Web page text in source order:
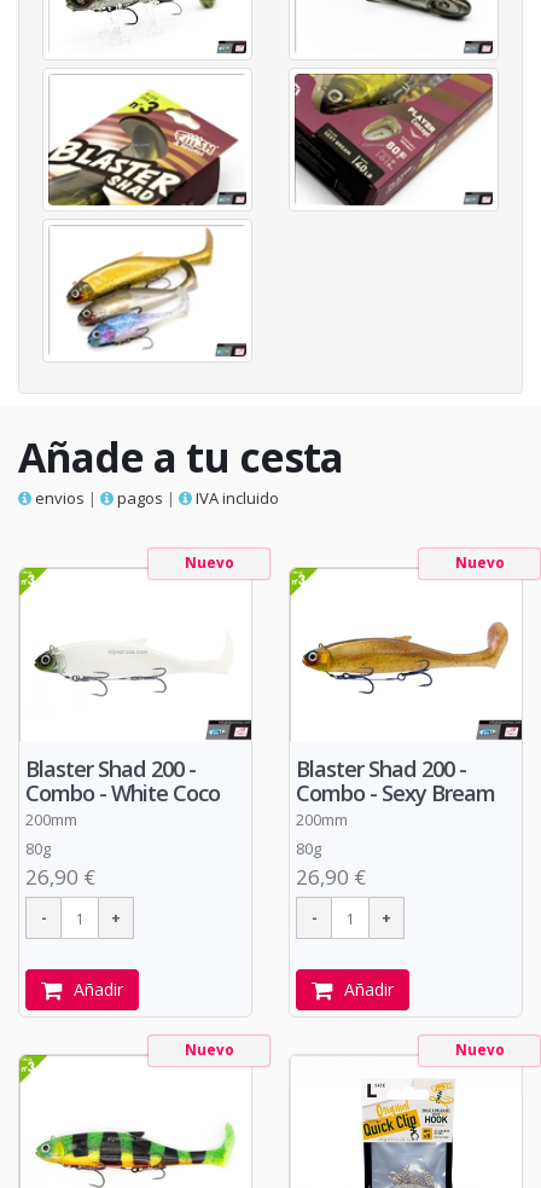
Añade a tu cesta
envios | pagos | IVA incluido
Nuevo
Blaster Shad 200 -
Combo - White Coco
200mm
80g
26,90 €
Añadir
Nuevo
Blaster Shad 200 -
Combo - Sexy Bream
200mm
80g
26,90 €
Añadir
Nuevo Nuevo